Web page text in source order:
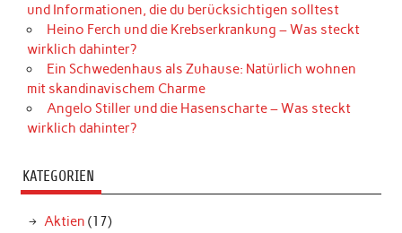
und Informationen, die du berücksichtigen solltest
Heino Ferch und die Krebserkrankung – Was steckt
wirklich dahinter?
Ein Schwedenhaus als Zuhause: Natürlich wohnen
mit skandinavischem Charme
Angelo Stiller und die Hasenscharte – Was steckt
wirklich dahinter?
KATEGORIEN
Aktien (17)